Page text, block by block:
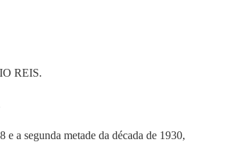
REIS.
a segunda metade da década de 1930,